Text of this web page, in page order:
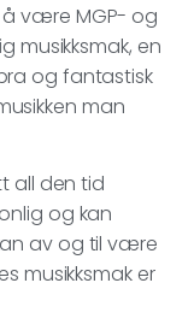
å være MGP- og
musikksmak, en
og fantastisk
man
all den tid
og kan
av og til være
musikksmak er